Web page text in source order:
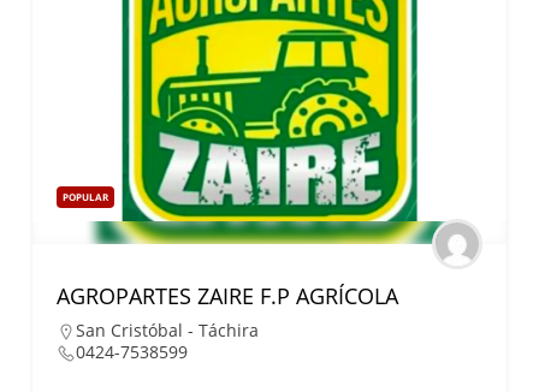
POPULAR
AGROPARTES ZAIRE F.P AGRÍCOLA
San Cristóbal - Táchira
0424-7538599